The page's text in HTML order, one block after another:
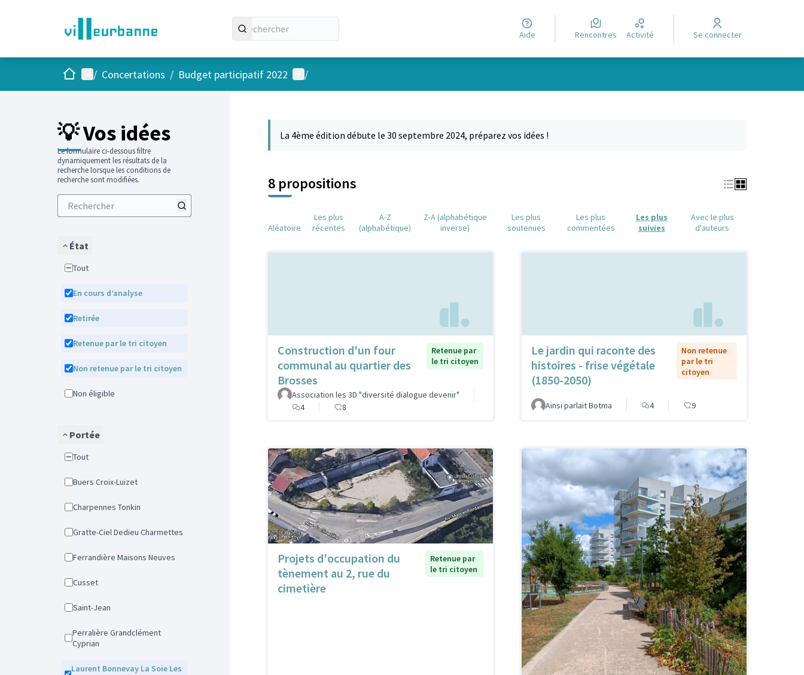
Aide Rencontres Activité Se connecter
AccueilMenu principal
/ Concertations / Budget participatif 2022 Menu utilisateur
/
💡 Vos idées
Le formulaire ci-dessous filtre
dynamiquement les résultats de la
recherche lorsque les conditions de
recherche sont modifiées.
État
Tout
En cours d’analyse
Retirée
Retenue par le tri citoyen
Non retenue par le tri citoyen
Non éligible
Portée
Tout
Buers Croix-Luizet
Charpennes Tonkin
Gratte-Ciel Dedieu Charmettes
Ferrandière Maisons Neuves
Cusset
Saint-Jean
Perralière Grandclément
Cyprian
Laurent Bonnevay La Soie Les
La 4ème édition débute le 30 septembre 2024, préparez vos idées !
8 propositions
Aléatoire
Les plus
récentes
A-Z
(alphabétique)
Z-A (alphabétique
inverse)
Les plus
soutenues
Les plus
commentées
Les plus
suivies
Avec le plus
d'auteurs
Construction d'un four
communal au quartier des
Brosses
Retenue par
le tri citoyen
Association les 3D "diversité dialogue devenir"
4
8
Le jardin qui raconte des
histoires - frise végétale
(1850-2050)
Non retenue
par le tri
citoyen
Ainsi parlait Botma 4 9
Projets d'occupation du
tènement au 2, rue du
cimetière
Retenue par
le tri citoyen